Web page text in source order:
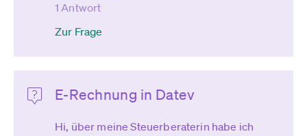
1 Antwort
Zur Frage
E-Rechnung in Datev
Hi, über meine Steuerberaterin habe ich